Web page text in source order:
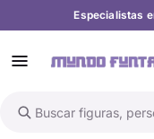
Especialistas
Buscar en el